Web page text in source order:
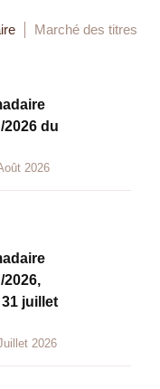
Marché des titres
du
2026
31 juillet
2026